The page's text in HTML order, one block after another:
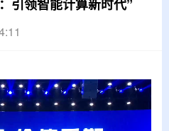
引领智能计算新时代”